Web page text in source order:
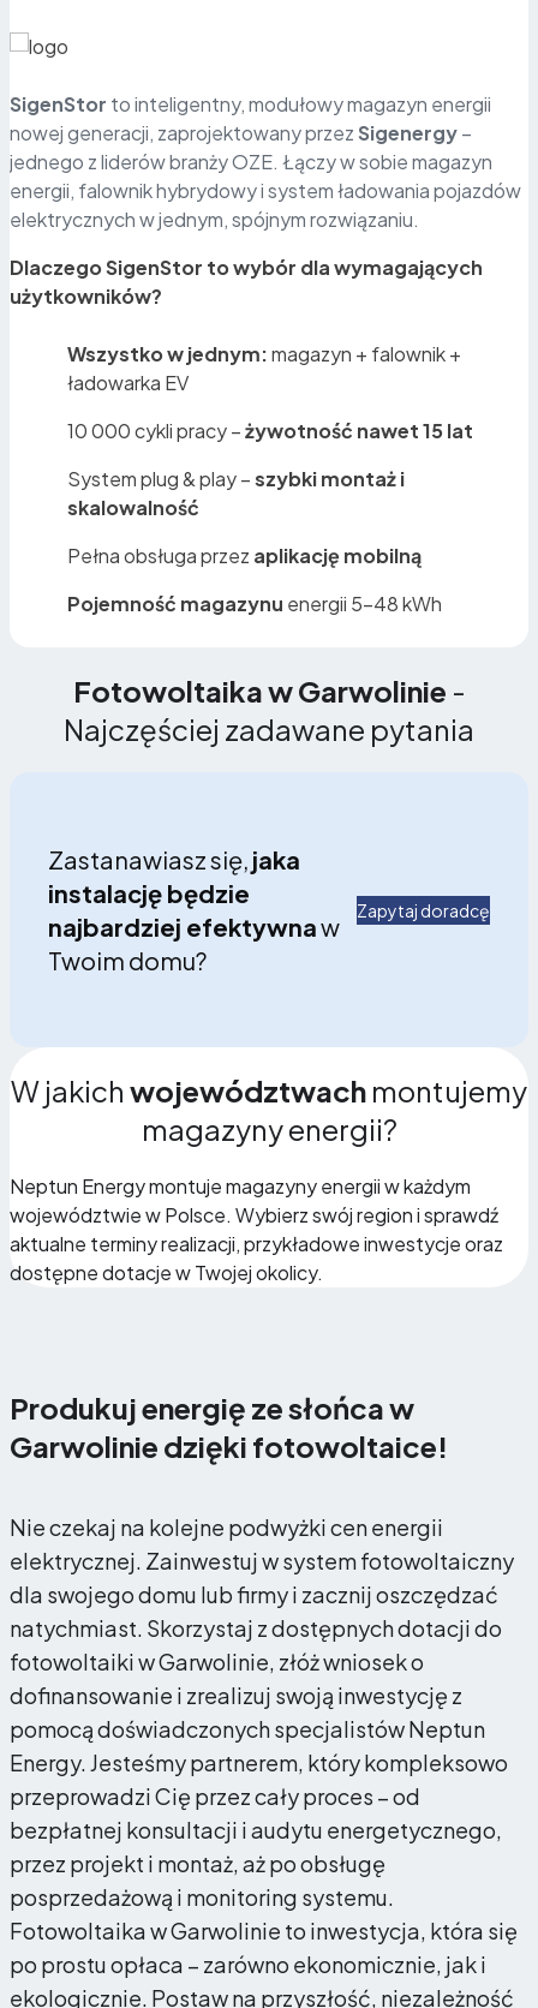
SigenStor to inteligentny, modułowy magazyn energii
nowej generacji, zaprojektowany przezSigenergy–
jednego z liderów branży OZE. Łączy w sobie magazyn
energii, falownik hybrydowy i system ładowania pojazdów
elektrycznych w jednym, spójnym rozwiązaniu.
Dlaczego SigenStor to wybór dla wymagających
użytkowników?
Wszystko w jednym:magazyn + falownik +
ładowarka EV
10 000 cykli pracy –żywotność nawet 15 lat
System plug & play –szybki montaż i
skalowalność
Pełna obsługa przez aplikację mobilną
Pojemność magazynu energii 5–48 kWh
Fotowoltaika w Garwolinie -
Najczęściej zadawane pytania
Zastanawiasz się, jaka
instalację będzie
najbardziej efektywnaw
Twoim domu?
Zapytaj doradcę
W jakich województwach montujemy
magazyny energii?
Neptun Energy montuje magazyny energii w każdym
województwie w Polsce. Wybierz swój region i sprawdź
aktualne terminy realizacji, przykładowe inwestycje oraz
dostępne dotacje w Twojej okolicy.
Produkuj energię ze słońca w
Garwolinie dzięki fotowoltaice!
Nie czekaj na kolejne podwyżki cen energii
elektrycznej. Zainwestuj w system fotowoltaiczny
dla swojego domu lub firmy i zacznij oszczędzać
natychmiast. Skorzystaj z dostępnych dotacji do
fotowoltaiki w Garwolinie, złóż wniosek o
dofinansowanie i zrealizuj swoją inwestycję z
pomocą doświadczonych specjalistów Neptun
Energy. Jesteśmy partnerem, który kompleksowo
przeprowadzi Cię przez cały proces – od
bezpłatnej konsultacji i audytu energetycznego,
przez projekt i montaż, aż po obsługę
posprzedażową i monitoring systemu.
Fotowoltaika w Garwolinie to inwestycja, która się
po prostu opłaca – zarówno ekonomicznie, jak i
ekologicznie. Postaw na przyszłość, niezależność